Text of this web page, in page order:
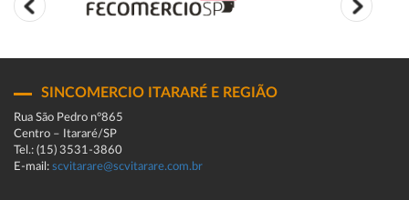
SINCOMERCIO ITARARÉ E REGIÃO
Rua São Pedro n°865
Centro – Itararé/SP
Tel.: (15) 3531-3860
E-mail: scvitarare@scvitarare.com.br